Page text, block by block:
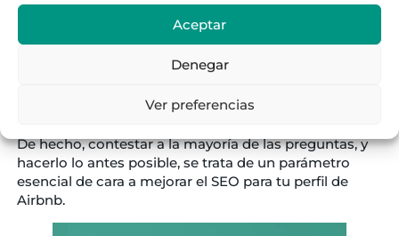
Aceptar
Denegar
Ver preferencias
comunicaciónesindispensable.
Es por ello por lo que tienen muy en cuenta la
con la que se contesta a los potenciales
porcentaje de respuesta
consideres o no relevante.
De hecho, contestar a la mayoría de las preguntas, y
hacerlo lo antes posible, se trata de un parámetro
esencial de cara a mejorar el SEO para tu perfil de
Airbnb.